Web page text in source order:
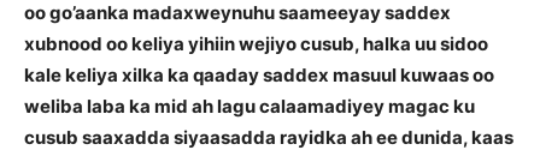
oo go’aanka madaxweynuhu saameeyay saddex
xubnood oo keliya yihiin wejiyo cusub, halka uu sidoo
kale keliya xilka ka qaaday saddex masuul kuwaas oo
weliba laba ka mid ah lagu calaamadiyey magac ku
cusub saaxadda siyaasadda rayidka ah ee dunida, kaas